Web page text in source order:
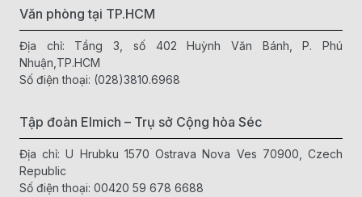
Tại sao nên chọn Kéo Nhà Bếp Elmich?
Lưỡi kéo được làm từ Chất liệu thép Diamond cao cấp, có độ
cứng cao, chống gỉ sét, đảm bảo an toàn vệ sinh thực phẩm.
Văn phòng tại TP.HCM
Địa chỉ: Tầng 3, số 402 Huỳnh Văn Bánh, P. Phú
Nhuận,TP.HCM
Số điện thoại: (028)3810.6968
Tập đoàn Elmich – Trụ sở Cộng hòa Séc
Địa chỉ: U Hrubku 1570 Ostrava Nova Ves 70900, Czech
Republic
Số điện thoại: 00420 59 678 6688